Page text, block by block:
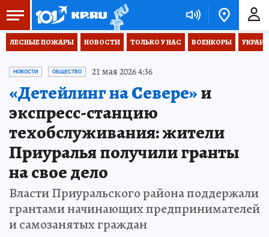
ЛЕСНЫЕ ПОЖАРЫ НОВОСТИ ТОЛЬКО У НАС ВОЕНКОРЫ
НОВОСТИ ОБЩЕСТВО 21 мая 2026 4:36
«Детейлинг на Севере»и
экспресс-станцию
техобслуживания: жители
Приуралья получили гранты
на свое дело
Власти Приуральского района поддержали
грантами начинающих предпринимателей
и самозанятых граждан